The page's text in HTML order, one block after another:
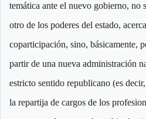
temática ante el nuevo gobierno, no
otro de los poderes del estado,
coparticipación, sino, básicamente,
partir de una nueva administración
estricto sentido republicano (es
la repartija de cargos de los